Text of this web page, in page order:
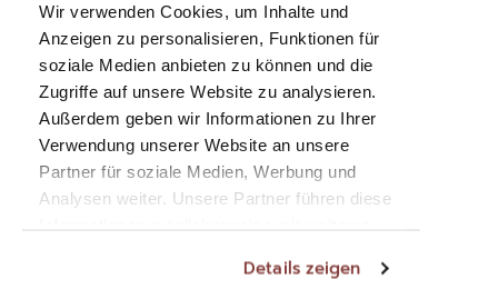
Wir verwenden Cookies, um Inhalte und
Anzeigen zu personalisieren, Funktionen für
soziale Medien anbieten zu können und die
Zugriffe auf unsere Website zu analysieren.
Außerdem geben wir Informationen zu Ihrer
Verwendung unserer Website an unsere
Partner für soziale Medien, Werbung und
Analysen weiter. Unsere Partner führen diese
haben oder die sie im Rahmen Ihrer Nutzung
Details zeigen
Zahlung & Versand
Mitglieder-Login
RECHTLICHES